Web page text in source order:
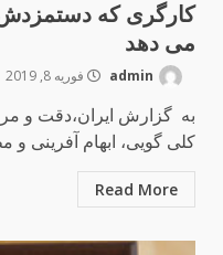
کارگری که
می دهد
فوریه 8, 2019
به گزارش ایران،دقت و
کلی گویی، ابهام آفرینی
Read More